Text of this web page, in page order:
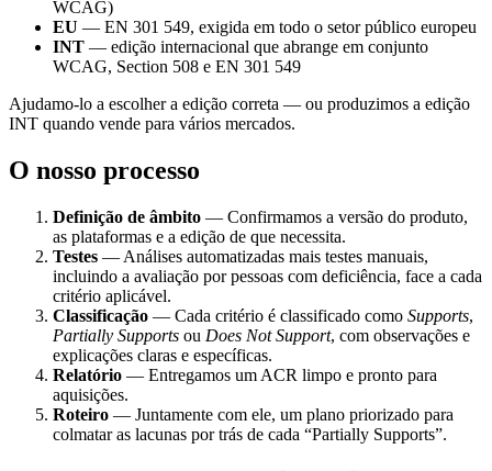
WCAG)
EU — EN 301 549, exigida em todo o setor público europeu
INT — edição internacional que abrange em conjunto
WCAG, Section 508 e EN 301 549
Ajudamo-lo a escolher a edição correta — ou produzimos a edição
INT quando vende para vários mercados.
O nosso processo
Definição de âmbito — Confirmamos a versão do produto,
as plataformas e a edição de que necessita.
Testes — Análises automatizadas mais testes manuais,
incluindo a avaliação por pessoas com deficiência, face a cada
critério aplicável.
Classificação — Cada critério é classificado como Supports,
Partially Supports ou Does Not Support, com observações e
explicações claras e específicas.
Relatório — Entregamos um ACR limpo e pronto para
aquisições.
Roteiro — Juntamente com ele, um plano priorizado para
colmatar as lacunas por trás de cada “Partially Supports”.